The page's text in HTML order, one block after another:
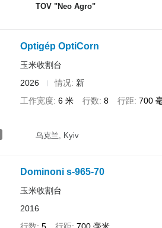
TOV "Neo Agro"
Optigép OptiCorn
玉米收割台
2026
情况 新
工作宽度 6 米 行数 8 行距 700
乌克兰, Kyiv
Dominoni s-965-70
玉米收割台
2016